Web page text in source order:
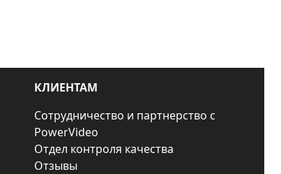
КЛИЕНТАМ
Сотрудничество и партнерство с
PowerVideo
Отдел контроля качества
Отзывы